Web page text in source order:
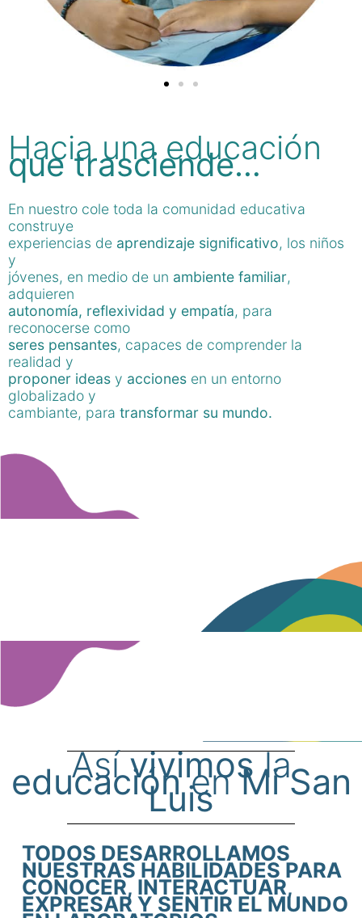
Hacia una educación
que trasciende…
En nuestro cole toda la comunidad educativa
construye
experiencias de aprendizaje significativo, los niños
y
jóvenes, en medio de un ambiente familiar,
adquieren
autonomía, reflexividad y empatía, para
reconocerse como
seres pensantes, capaces de comprender la
realidad y
proponer ideas y acciones en un entorno
globalizado y
cambiante, para transformar su mundo.
Asívivimosla
educaciónenMi San
Luis
TODOS DESARROLLAMOS
NUESTRAS HABILIDADES PARA
CONOCER, INTERACTUAR,
EXPRESAR Y SENTIR EL MUNDO